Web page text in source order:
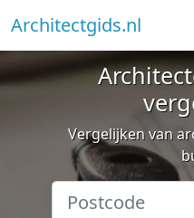
Architectgids.nl
Vergelijken van